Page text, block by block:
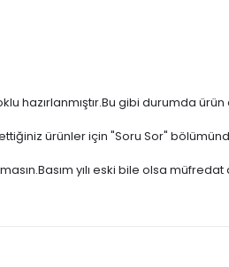
hazırlanmıştır.Bu gibi durumda
ürünler için "Soru Sor"
yılı eski bile olsa